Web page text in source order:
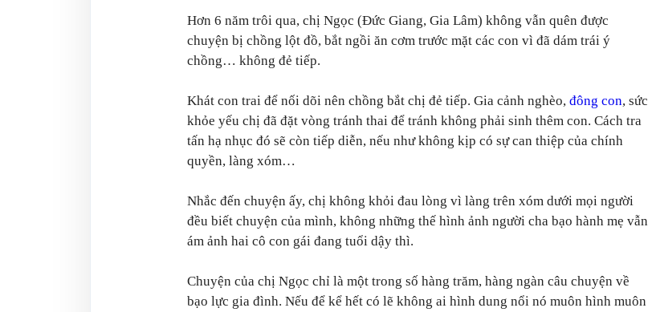
Hơn 6 năm trôi qua, chị Ngọc (Đức Giang, Gia Lâm) không vẫn quên được
chuyện bị chồng lột đồ, bắt ngồi ăn cơm trước mặt các con vì đã dám trái ý
chồng… không đẻ tiếp.
Khát con trai để nối dõi nên chồng bắt chị đẻ tiếp. Gia cảnh nghèo, đông con, sức
khỏe yếu chị đã đặt vòng tránh thai để tránh không phải sinh thêm con. Cách tra
tấn hạ nhục đó sẽ còn tiếp diễn, nếu như không kịp có sự can thiệp của chính
quyền, làng xóm…
Nhắc đến chuyện ấy, chị không khỏi đau lòng vì làng trên xóm dưới mọi người
đều biết chuyện của mình, không những thế hình ảnh người cha bạo hành mẹ vẫn
ám ảnh hai cô con gái đang tuổi dậy thì.
Chuyện của chị Ngọc chỉ là một trong số hàng trăm, hàng ngàn câu chuyện về
bạo lực gia đình. Nếu để kể hết có lẽ không ai hình dung nổi nó muôn hình muôn